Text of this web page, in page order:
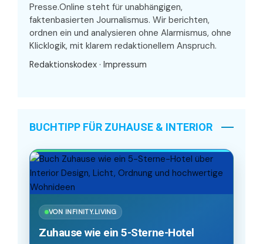
Presse.Online steht für unabhängigen,
faktenbasierten Journalismus. Wir berichten,
ordnen ein und analysieren ohne Alarmismus, ohne
Klicklogik, mit klarem redaktionellem Anspruch.
Redaktionskodex · Impressum
BUCHTIPP FÜR ZUHAUSE & INTERIOR
VON INFINITY.LIVING
Zuhause wie ein 5-Sterne-Hotel